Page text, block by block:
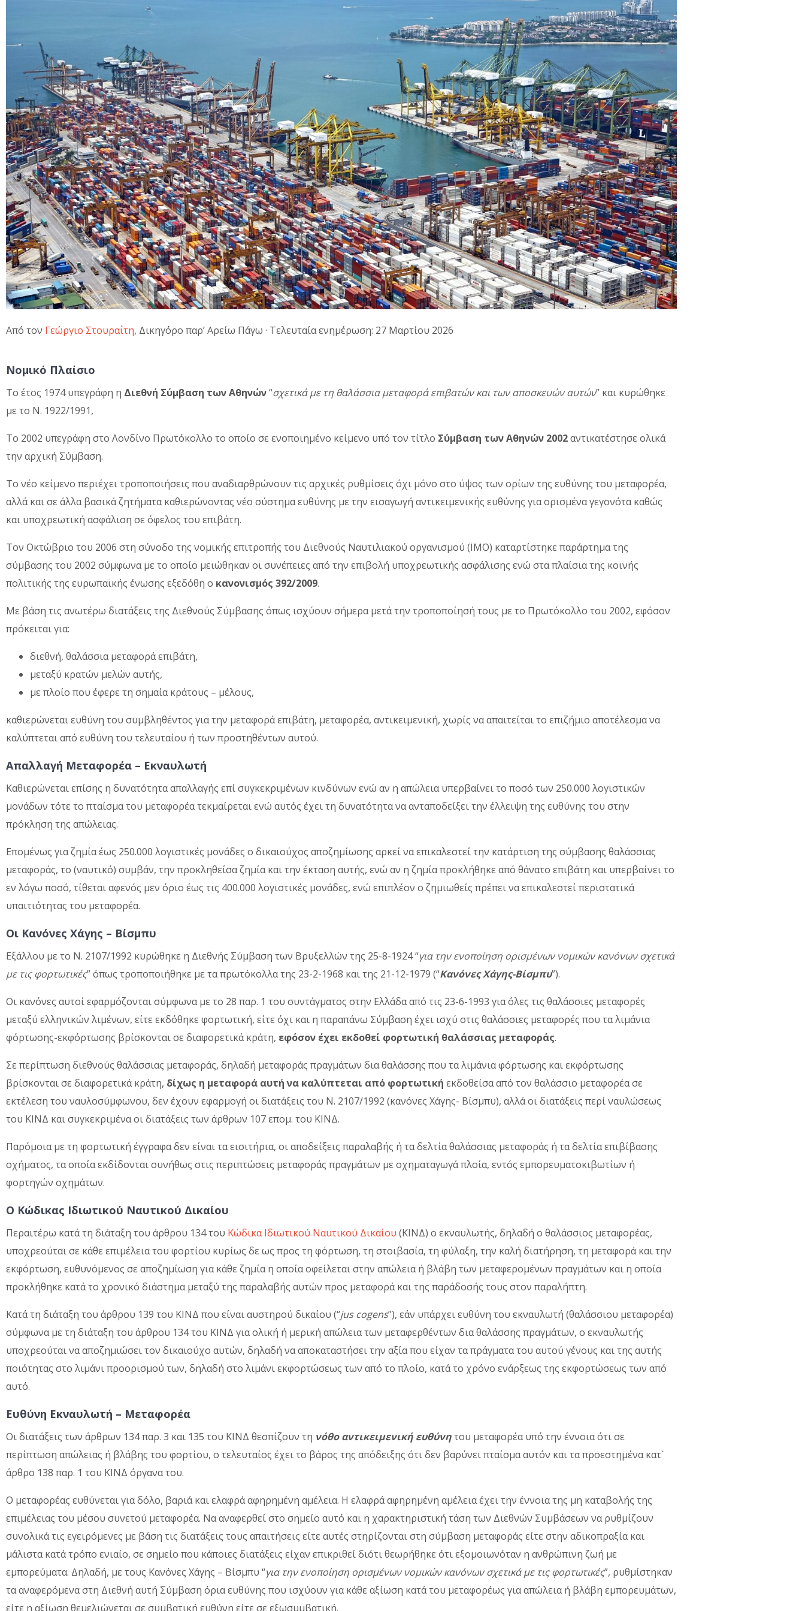
Από τον Γεώργιο Στουραΐτη, Δικηγόρο παρ’ Αρείω Πάγω · Τελευταία ενημέρωση: 27 Μαρτίου 2026
Νομικό Πλαίσιο
Το έτος 1974 υπεγράφη η Διεθνή Σύμβαση των Αθηνών“σχετικά µε τη θαλάσσια µεταφορά επιβατών και των αποσκευών αυτών” και κυρώθηκε
µε το Ν. 1922/1991,
Το 2002 υπεγράφη στο Λονδίνο Πρωτόκολλο το οποίο σε ενοποιημένο κείμενο υπό τον τίτλο Σύμβαση των Αθηνών 2002αντικατέστησε ολικά
την αρχική Σύμβαση.
Το νέο κείμενο περιέχει τροποποιήσεις που αναδιαρθρώνουν τις αρχικές ρυθμίσεις όχι μόνο στο ύψος των ορίων της ευθύνης του μεταφορέα,
αλλά και σε άλλα βασικά ζητήματα καθιερώνοντας νέο σύστημα ευθύνης με την εισαγωγή αντικειμενικής ευθύνης για ορισμένα γεγονότα καθώς
και υποχρεωτική ασφάλιση σε όφελος του επιβάτη.
Τον Οκτώβριο του 2006 στη σύνοδο της νομικής επιτροπής του Διεθνούς Ναυτιλιακού οργανισμού (ΙΜΟ) καταρτίστηκε παράρτημα της
σύμβασης του 2002 σύμφωνα με το οποίο μειώθηκαν οι συνέπειες από την επιβολή υποχρεωτικής ασφάλισης ενώ στα πλαίσια της κοινής
πολιτικής της ευρωπαϊκής ένωσης εξεδόθη ο κανονισμός 392/2009.
Με βάση τις ανωτέρω διατάξεις της Διεθνούς Σύμβασης όπως ισχύουν σήµερα µετά την τροποποίησή τους µε το Πρωτόκολλο του 2002, εφόσον
πρόκειται για:
διεθνή, θαλάσσια µεταφορά επιβάτη,
µεταξύ κρατών µελών αυτής,
µε πλοίο που έφερε τη σηµαία κράτους – µέλους,
καθιερώνεται ευθύνη του συµβληθέντος για την µεταφορά επιβάτη, µεταφορέα, αντικειµενική, χωρίς να απαιτείται το επιζήµιο αποτέλεσµα να
καλύπτεται από ευθύνη του τελευταίου ή των προστηθέντων αυτού.
Απαλλαγή Μεταφορέα – Εκναυλωτή
Καθιερώνεται επίσης η δυνατότητα απαλλαγής επί συγκεκριµένων κινδύνων ενώ αν η απώλεια υπερβαίνει το ποσό των 250.000 λογιστικών
µονάδων τότε το πταίσµα του µεταφορέα τεκµαίρεται ενώ αυτός έχει τη δυνατότητα να ανταποδείξει την έλλειψη της ευθύνης του στην
πρόκληση της απώλειας.
Εποµένως για ζηµία έως 250.000 λογιστικές µονάδες ο δικαιούχος αποζηµίωσης αρκεί να επικαλεστεί την κατάρτιση της σύµβασης θαλάσσιας
µεταφοράς, το (ναυτικό) συµβάν, την προκληθείσα ζηµία και την έκταση αυτής, ενώ αν η ζηµία προκλήθηκε από θάνατο επιβάτη και υπερβαίνει το
εν λόγω ποσό, τίθεται αφενός µεν όριο έως τις 400.000 λογιστικές µονάδες, ενώ επιπλέον ο ζηµιωθείς πρέπει να επικαλεστεί περιστατικά
υπαιτιότητας του µεταφορέα.
Οι Κανόνες Χάγης – Βίσμπυ
Εξάλλου με το Ν. 2107/1992 κυρώθηκε η Διεθνής Σύμβαση των Βρυξελλών της 25-8-1924 “για την ενοποίηση ορισμένων νομικών κανόνων σχετικά
με τις φορτωτικές” όπως τροποποιήθηκε με τα πρωτόκολλα της 23-2-1968 και της 21-12-1979 (“Κανόνες Χάγης-Βίσμπυ”).
Οι κανόνες αυτοί εφαρμόζονται σύμφωνα με το 28 παρ. 1 του συντάγματος στην Ελλάδα από τις 23-6-1993 για όλες τις θαλάσσιες μεταφορές
μεταξύ ελληνικών λιμένων, είτε εκδόθηκε φορτωτική, είτε όχι και η παραπάνω Σύμβαση έχει ισχύ στις θαλάσσιες μεταφορές που τα λιμάνια
φόρτωσης-εκφόρτωσης βρίσκονται σε διαφορετικά κράτη, εφόσον έχει εκδοθεί φορτωτική θαλάσσιας μεταφοράς.
Σε περίπτωση διεθνούς θαλάσσιας μεταφοράς, δηλαδή μεταφοράς πραγμάτων δια θαλάσσης που τα λιμάνια φόρτωσης και εκφόρτωσης
βρίσκονται σε διαφορετικά κράτη, δίχως η μεταφορά αυτή να καλύπτεται από φορτωτική εκδοθείσα από τον θαλάσσιο μεταφορέα σε
εκτέλεση του ναυλοσύμφωνου, δεν έχουν εφαρμογή οι διατάξεις του Ν. 2107/1992 (κανόνες Χάγης- Βίσμπυ), αλλά οι διατάξεις περί ναυλώσεως
του ΚΙΝΔ και συγκεκριμένα οι διατάξεις των άρθρων 107 επομ. του ΚΙΝΔ.
Παρόμοια με τη φορτωτική έγγραφα δεν είναι τα εισιτήρια, οι αποδείξεις παραλαβής ή τα δελτία θαλάσσιας μεταφοράς ή τα δελτία επιβίβασης
οχήματος, τα οποία εκδίδονται συνήθως στις περιπτώσεις μεταφοράς πραγμάτων με οχηματαγωγά πλοία, εντός εμπορευματοκιβωτίων ή
φορτηγών οχημάτων.
Ο Κώδικας Ιδιωτικού Ναυτικού Δικαίου
Περαιτέρω κατά τη διάταξη του άρθρου 134 του Κώδικα Ιδιωτικού Ναυτικού Δικαίου (ΚΙΝΔ) ο εκναυλωτής, δηλαδή ο θαλάσσιος μεταφορέας,
υποχρεούται σε κάθε επιμέλεια του φορτίου κυρίως δε ως προς τη φόρτωση, τη στοιβασία, τη φύλαξη, την καλή διατήρηση, τη μεταφορά και την
εκφόρτωση, ευθυνόμενος σε αποζημίωση για κάθε ζημία η οποία οφείλεται στην απώλεια ή βλάβη των μεταφερομένων πραγμάτων και η οποία
προκλήθηκε κατά το χρονικό διάστημα μεταξύ της παραλαβής αυτών προς μεταφορά και της παράδοσής τους στον παραλήπτη.
Κατά τη διάταξη του άρθρου 139 του ΚΙΝΔ που είναι αυστηρού δικαίου (“jus cogens”), εάν υπάρχει ευθύνη του εκναυλωτή (θαλάσσιου μεταφορέα)
σύμφωνα με τη διάταξη του άρθρου 134 του ΚΙΝΔ για ολική ή μερική απώλεια των μεταφερθέντων δια θαλάσσης πραγμάτων, ο εκναυλωτής
υποχρεούται να αποζημιώσει τον δικαιούχο αυτών, δηλαδή να αποκαταστήσει την αξία που είχαν τα πράγματα του αυτού γένους και της αυτής
ποιότητας στο λιμάνι προορισμού των, δηλαδή στο λιμάνι εκφορτώσεως των από το πλοίο, κατά το χρόνο ενάρξεως της εκφορτώσεως των από
αυτό.
Ευθύνη Εκναυλωτή – Μεταφορέα
Οι διατάξεις των άρθρων 134 παρ. 3 και 135 του ΚΙΝΔ θεσπίζουν τη νόθο αντικειμενική ευθύνητου μεταφορέα υπό την έννοια ότι σε
περίπτωση απώλειας ή βλάβης του φορτίου, ο τελευταίος έχει το βάρος της απόδειξης ότι δεν βαρύνει πταίσμα αυτόν και τα προεστημένα κατ`
άρθρο 138 παρ. 1 του ΚΙΝΔ όργανα του.
Ο μεταφορέας ευθύνεται για δόλο, βαριά και ελαφρά αφηρημένη αμέλεια. Η ελαφρά αφηρημένη αμέλεια έχει την έννοια της μη καταβολής της
επιμέλειας του μέσου συνετού μεταφορέα. Να αναφερθεί στο σημείο αυτό και η χαρακτηριστική τάση των Διεθνών Συµβάσεων να ρυθµίζουν
συνολικά τις εγειρόµενες µε βάση τις διατάξεις τους απαιτήσεις είτε αυτές στηρίζονται στη σύµβαση µεταφοράς είτε στην αδικοπραξία και
µάλιστα κατά τρόπο ενιαίο, σε σημείο που κάποιες διατάξεις είχαν επικριθεί διότι θεωρήθηκε ότι εξομοιωνόταν η ανθρώπινη ζωή με
εμπορεύματα. Δηλαδή, με τους Κανόνες Χάγης – Βίσµπυ “για την ενοποίηση ορισµένων νοµικών κανόνων σχετικά µε τις φορτωτικές”, ρυθµίστηκαν
τα αναφερόµενα στη Διεθνή αυτή Σύµβαση όρια ευθύνης που ισχύουν για κάθε αξίωση κατά του µεταφορέως για απώλεια ή βλάβη εµπορευµάτων,
είτε η αξίωση θεµελιώνεται σε συµβατική ευθύνη είτε σε εξωσυµβατική.